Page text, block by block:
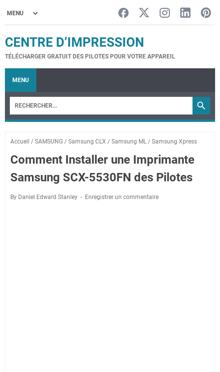
CENTRE D’IMPRESSION
TÉLÉCHARGER GRATUIT DES PILOTES POUR VOTRE APPAREIL
MENU
Accueil / SAMSUNG / Samsung CLX / Samsung ML / Samsung Xpress
Comment Installer une Imprimante
Samsung SCX-5530FN des Pilotes
By Daniel Edward Stanley Enregistrer un commentaire